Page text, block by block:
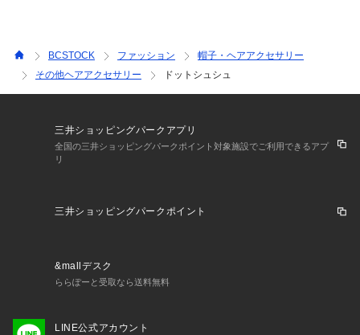
BCSTOCK ファッション
帽子・ヘアアクセサリー
その他ヘアアクセサリー
ドットシュシュ
三井ショッピングパークアプリ
全国の三井ショッピングパークポイント対象施設でご利用できるアプ
リ
三井ショッピングパークポイント
&mallデスク
ららぽーと受取なら送料無料
LINE公式アカウント